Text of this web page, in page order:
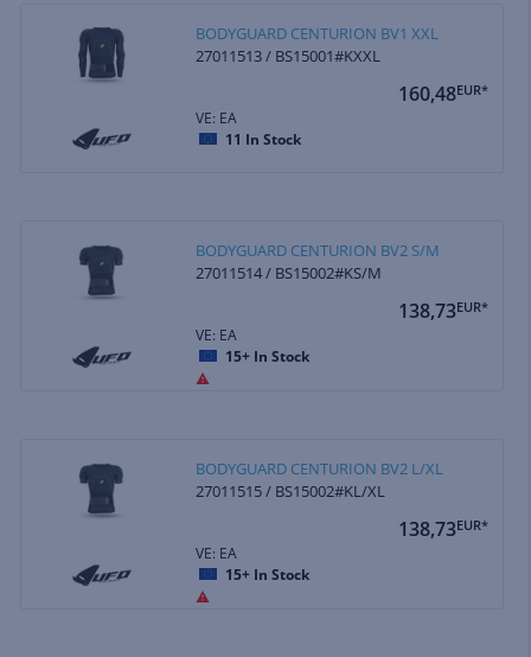
BODYGUARD CENTURION BV1 XXL
27011513 / BS15001#KXXL
160,48EUR*
VE: EA
11 In Stock
BODYGUARD CENTURION BV2 S/M
27011514 / BS15002#KS/M
138,73EUR*
VE: EA
15+ In Stock
BODYGUARD CENTURION BV2 L/XL
27011515 / BS15002#KL/XL
138,73EUR*
VE: EA
15+ In Stock